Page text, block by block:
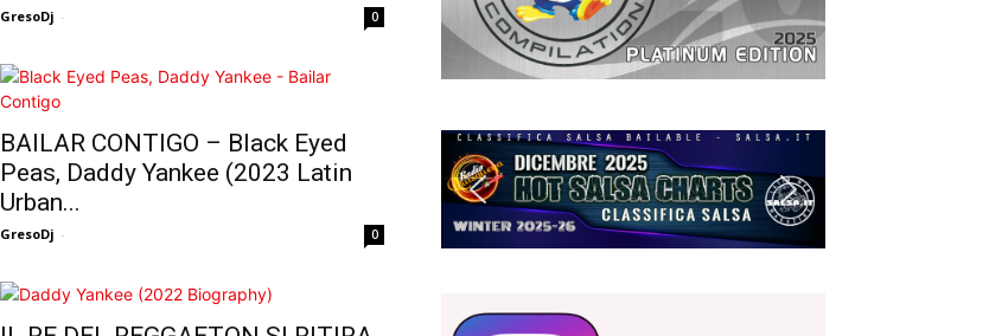
GresoDj - 0
BAILAR CONTIGO – Black Eyed
Peas, Daddy Yankee (2023 Latin
Urban...
GresoDj - 0